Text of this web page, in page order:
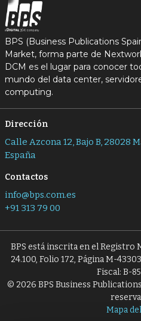
BPS (Business Publications
Market, forma parte de
DCM es el lugar para conocer
mundo del data center,
computing.
Dirección
Calle Azcona 12, Bajo B, 28028
España
Contactos
info@bps.com.es
+91 313 79 00
BPS está inscrita en el Registro
24.100, Folio 172, Página M-
Fiscal: B-
© 2026 BPS Business
Mapa